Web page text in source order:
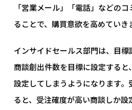
「営業メール」「電話」などの
ることで、購買意欲を高めていき
インサイドセールス部門は、目標
商談創出件数を目標に設定する
設定してしまうようになります
ると、受注確度が高い商談しか設